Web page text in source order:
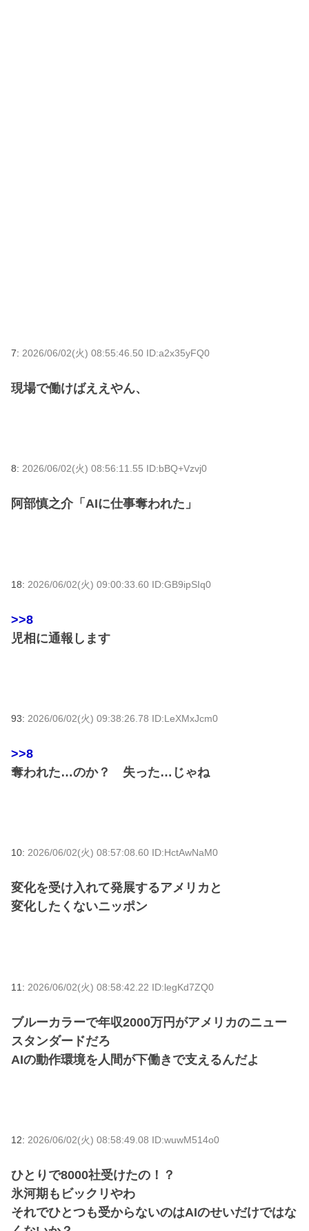
7: 2026/06/02(火) 08:55:46.50 ID:a2x35yFQ0
現場で働けばええやん、
8: 2026/06/02(火) 08:56:11.55 ID:bBQ+Vzvj0
阿部慎之介「AIに仕事奪われた」
18: 2026/06/02(火) 09:00:33.60 ID:GB9ipSIq0
>>8
児相に通報します
93: 2026/06/02(火) 09:38:26.78 ID:LeXMxJcm0
>>8
奪われた…のか？ 失った…じゃね
10: 2026/06/02(火) 08:57:08.60 ID:HctAwNaM0
変化を受け入れて発展するアメリカと
変化したくないニッポン
11: 2026/06/02(火) 08:58:42.22 ID:legKd7ZQ0
ブルーカラーで年収2000万円がアメリカのニュー
スタンダードだろ
AIの動作環境を人間が下働きで支えるんだよ
12: 2026/06/02(火) 08:58:49.08 ID:wuwM514o0
ひとりで8000社受けたの！？
氷河期もビックリやわ
それでひとつも受からないのはAIのせいだけではな